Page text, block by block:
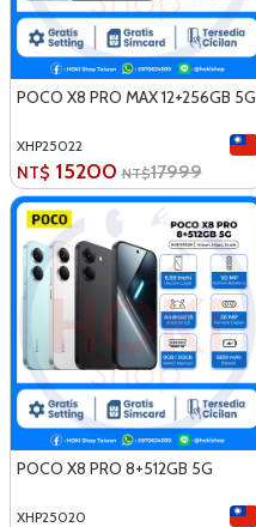
POCO X8 PRO MAX 12+256GB 5G
XHP25022
NT$ 15200 NT$17999
POCO X8 PRO 8+512GB 5G
XHP25020